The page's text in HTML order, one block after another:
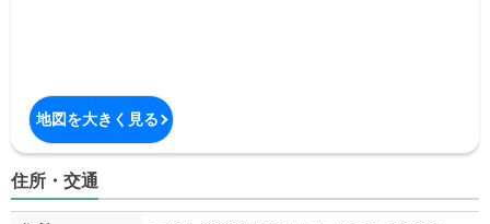
地図を大きく見る
住所・交通